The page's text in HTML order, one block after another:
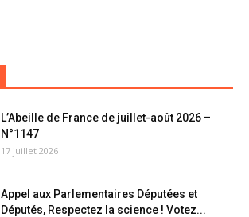
L’Abeille de France de juillet-août 2026 –
N°1147
17 juillet 2026
Appel aux Parlementaires Députées et
Députés, Respectez la science ! Votez...